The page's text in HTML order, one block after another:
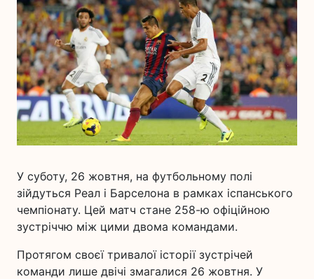
У суботу, 26 жовтня, на футбольному полі
зійдуться Реал і Барселона в рамках іспанського
чемпіонату. Цей матч стане 258-ю офіційною
зустріччю між цими двома командами.
Протягом своєї тривалої історії зустрічей
команди лише двічі змагалися 26 жовтня. У